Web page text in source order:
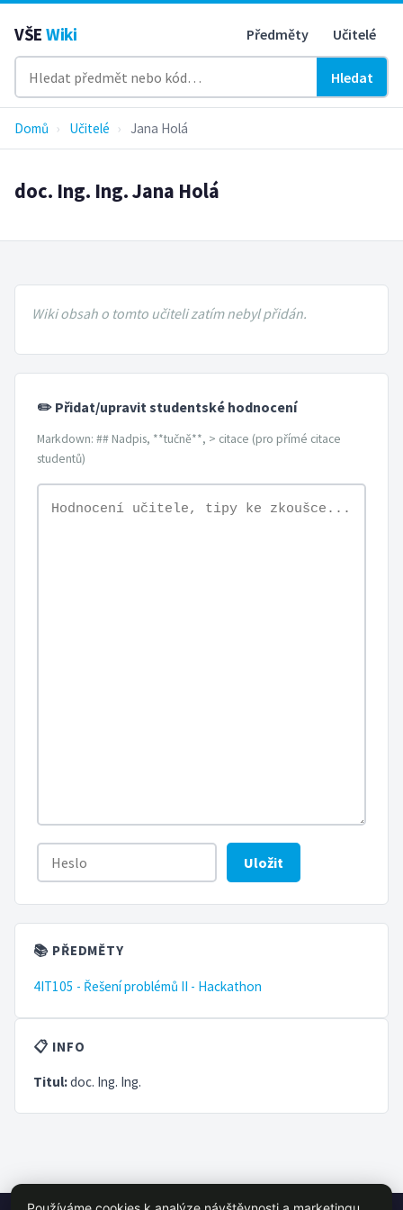
VŠE Wiki Předměty Učitelé
Hledat
Domů › Učitelé › Jana Holá
doc. Ing. Ing. Jana Holá
Wiki obsah o tomto učiteli zatím nebyl přidán.
✏️ Přidat/upravit studentské hodnocení
Markdown: ## Nadpis, **tučně**, > citace (pro přímé citace
studentů)
Uložit
📚 PŘEDMĚTY
4IT105 - Řešení problémů II - Hackathon
📋 INFO
Titul:doc. Ing. Ing.